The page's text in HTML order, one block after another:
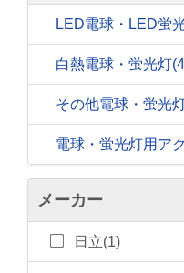
LED電球・LED蛍
白熱電球・蛍光灯
その他電球・蛍光
電球・蛍光灯用ア
メーカー
日立(1)